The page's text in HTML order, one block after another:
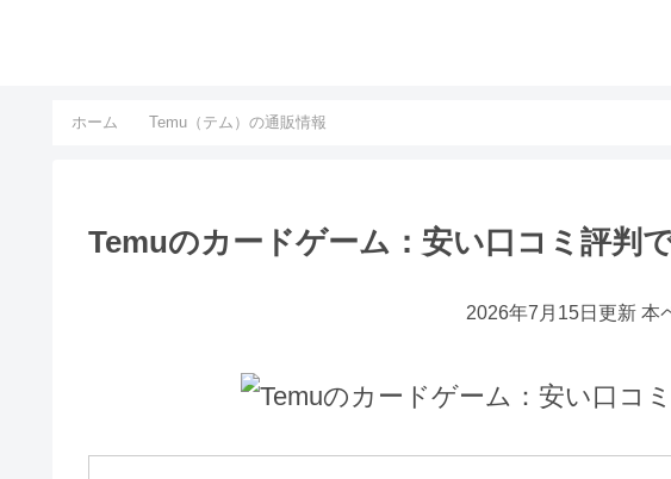
ホーム Temu（テム）の通販情報
Temuのカードゲーム：安い口コミ評判
2026年7月15日更新 本